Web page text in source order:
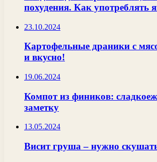
похудения. Как употреблять
23.10.2024
Картофельные драники с
и вкусно!
19.06.2024
Компот из фиников:
заметку
13.05.2024
Висит груша – нужно